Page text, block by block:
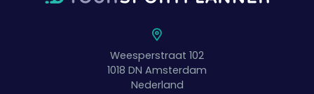
Weesperstraat 102
1018 DN Amsterdam
Nederland